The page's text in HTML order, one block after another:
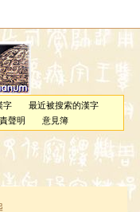
字
最近被搜索的漢字
聲明 意見簿